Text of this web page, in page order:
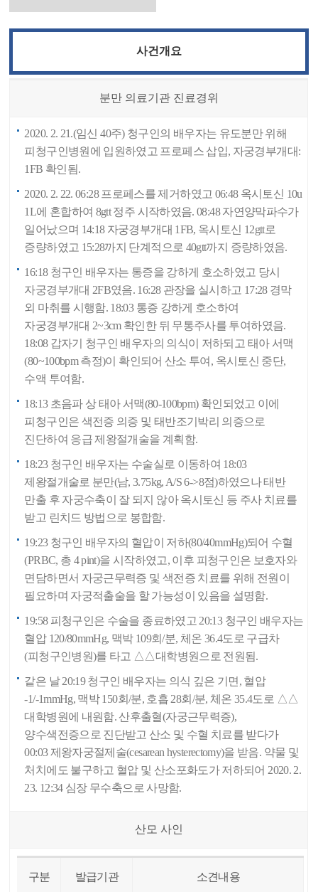
사건개요
분만 의료기관 진료경위
2020. 2. 21.(임신 40주) 청구인의 배우자는 유도분만 위해
피청구인병원에 입원하였고 프로페스 삽입, 자궁경부개대:
1FB 확인됨.
2020. 2. 22. 06:28 프로페스를 제거하였고 06:48 옥시토신 10u
1L에 혼합하여 8gtt 정주 시작하였음. 08:48 자연양막파수가
일어났으며 14:18 자궁경부개대 1FB, 옥시토신 12gtt로
증량하였고 15:28까지 단계적으로 40gtt까지 증량하였음.
16:18 청구인 배우자는 통증을 강하게 호소하였고 당시
자궁경부개대 2FB였음. 16:28 관장을 실시하고 17:28 경막
외 마취를 시행함. 18:03 통증 강하게 호소하여
자궁경부개대 2~3cm 확인한 뒤 무통주사를 투여하였음.
18:08 갑자기 청구인 배우자의 의식이 저하되고 태아 서맥
(80~100bpm 측정)이 확인되어 산소 투여, 옥시토신 중단,
수액 투여함.
18:13 초음파 상 태아 서맥(80-100bpm) 확인되었고 이에
피청구인은 색전증 의증 및 태반조기박리 의증으로
진단하여 응급 제왕절개술을 계획함.
18:23 청구인 배우자는 수술실로 이동하여 18:03
제왕절개술로 분만(남, 3.75kg, A/S 6->8점)하였으나 태반
만출 후 자궁수축이 잘 되지 않아 옥시토신 등 주사 치료를
받고 린치드 방법으로 봉합함.
19:23 청구인 배우자의 혈압이 저하(80/40mmHg)되어 수혈
(PRBC, 총 4 pint)을 시작하였고, 이후 피청구인은 보호자와
면담하면서 자궁근무력증 및 색전증 치료를 위해 전원이
필요하며 자궁적출술을 할 가능성이 있음을 설명함.
19:58 피청구인은 수술을 종료하였고 20:13 청구인 배우자는
혈압 120/80mmHg, 맥박 109회/분, 체온 36.4도로 구급차
(피청구인병원)를 타고 △△대학병원으로 전원됨.
같은 날 20:19 청구인 배우자는 의식 깊은 기면, 혈압
-1/-1mmHg, 맥박 150회/분, 호흡 28회/분, 체온 35.4도로 △△
대학병원에 내원함. 산후출혈(자궁근무력증),
양수색전증으로 진단받고 산소 및 수혈 치료를 받다가
00:03 제왕자궁절제술(cesarean hysterectomy)을 받음. 약물 및
처치에도 불구하고 혈압 및 산소포화도가 저하되어 2020. 2.
23. 12:34 심장 무수축으로 사망함.
산모 사인
구분 발급기관 소견내용